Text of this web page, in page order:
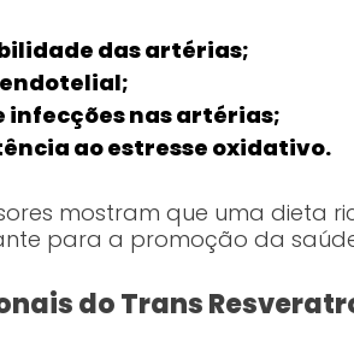
das artérias;
infecções nas artérias;
ao estresse oxidativo.
mostram que uma dieta
para a promoção da
do Trans